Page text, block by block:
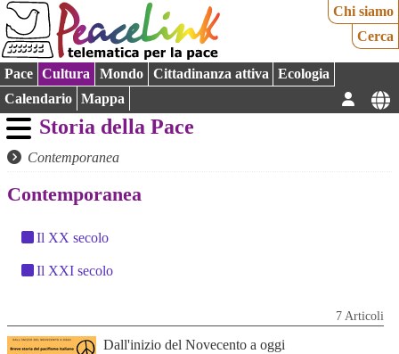
Chi siamo
Cerca
Pace Cultura Mondo Cittadinanza attiva
Ecologia
Calendario
Mappa
Storia della Pace
Contemporanea
Contemporanea
Il XX secolo
Il XXI secolo
7 Articoli
Dall'inizio del Novecento a oggi